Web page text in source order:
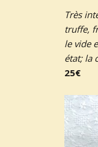
Très
truffe,
le vide
état; la
25€